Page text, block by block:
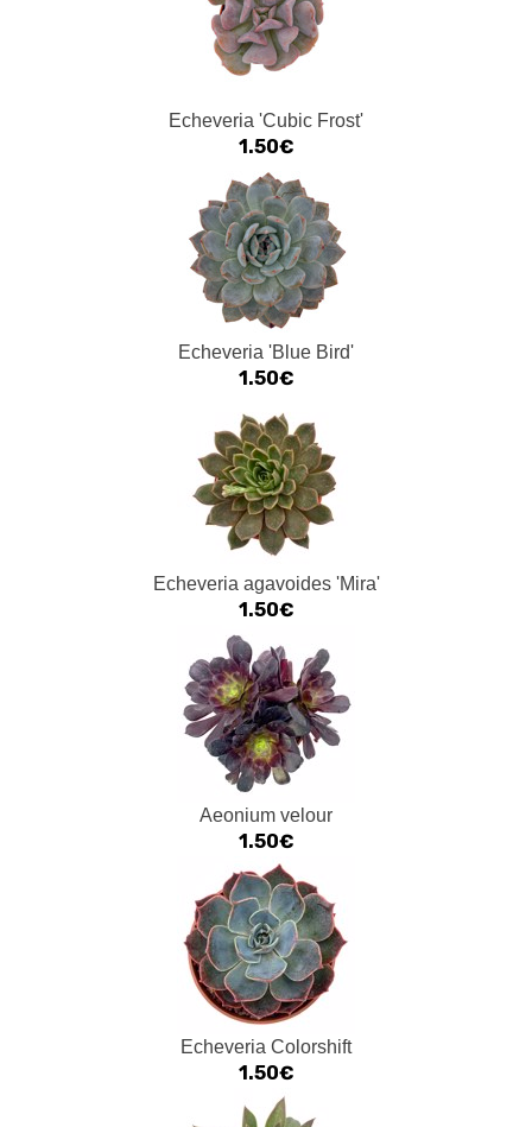
Echeveria 'Cubic Frost'
1.50€
Echeveria 'Blue Bird'
1.50€
Echeveria agavoides 'Mira'
1.50€
Aeonium velour
1.50€
Echeveria Colorshift
1.50€